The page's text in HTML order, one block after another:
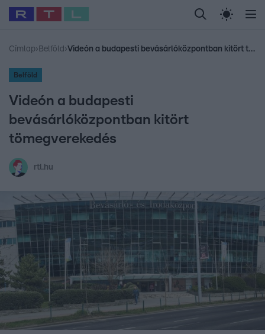
Legfrissebb RTL Híradó Randi Celeb vagyok,
Babits Marcella Most Wanted Gallusz
Címlap› Belföld › Videón a budapesti bevásárlóközpontban kitört tömegverekedés
Belföld
Videón a budapesti
bevásárlóközpontban kitört
tömegverekedés
rtl.hu